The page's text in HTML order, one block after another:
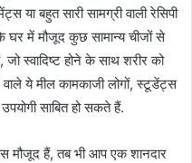
या बहुत सारी सामग्री वाली रेसिपी
घर में मौजूद कुछ सामान्य चीजों से
स्वादिष्ट होने के साथ शरीर को
ये मील कामकाजी लोगों, स्टूडेंट्स
साबित हो सकते हैं.
हैं, तब भी आप एक शानदार